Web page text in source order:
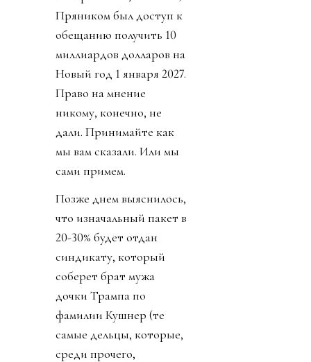
Пряником был доступ к
обещанию получить 10
миллиардов долларов на
Новый год 1 января 2027.
Право на мнение
никому, конечно, не
дали. Принимайте как
мы вам сказали. Или мы
сами примем.
Позже днем выяснилось,
что изначальный пакет в
20-30% будет отдан
синдикату, который
соберет брат мужа
дочки Трампа по
фамилии Кушнер (те
самые дельцы, которые,
среди прочего,